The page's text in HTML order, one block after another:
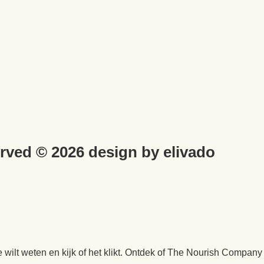
© 2026 design by elivado
weten en kijk of het klikt. Ontdek of The Nourish